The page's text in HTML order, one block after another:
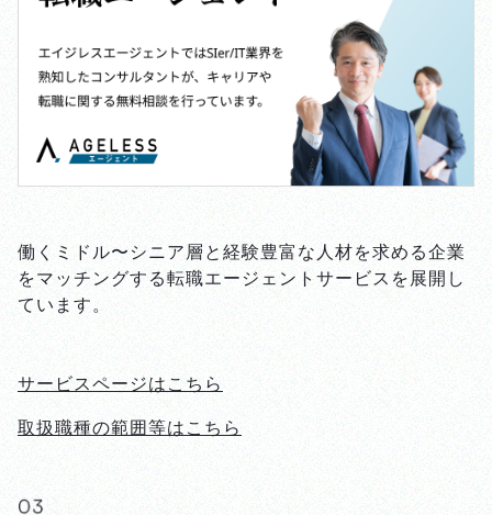
働くミドル〜シニア層と経験豊富な人材を求める企業
をマッチングする転職エージェントサービスを展開し
ています。
サービスページはこちら
取扱職種の範囲等はこちら